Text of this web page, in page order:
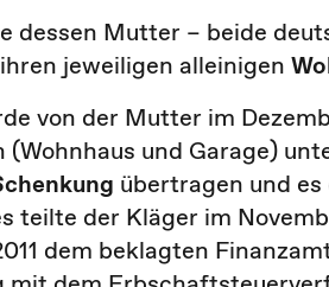
dessen Mutter – beide
jeweiligen alleinigen
von der Mutter im
(Wohnhaus und Garage)
übertragen und
teilte der Kläger im
dem beklagten